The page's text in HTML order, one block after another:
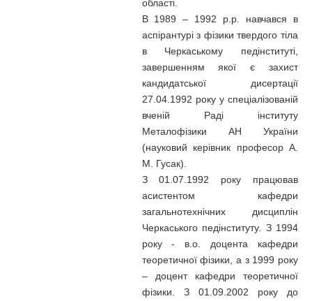
області.
В 1989 – 1992 р.р. навчався в
аспірантурі з фізики твердого тіла
в Черкаському педінституті,
завершенням якої є захист
кандидатської дисертації
27.04.1992 року у спеціалізованій
вченій Раді інституту
Металофізики АН України
(науковий керівник професор А.
М. Гусак).
З 01.07.1992 року працював
асистентом кафедри
загальнотехнічних дисциплін
Черкаського педінституту. З 1994
року - в.о. доцента кафедри
теоретичної фізики, а з 1999 року
– доцент кафедри теоретичної
фізики. З 01.09.2002 року до